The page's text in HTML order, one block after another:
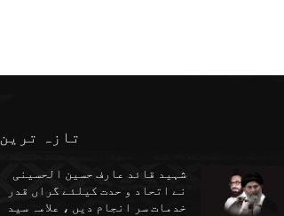
تازہ ترین
شہید قائد عارف حسین الحسینی
نے اتحاد و حدت کیلئے گراں قدر
خدمات سر انجام دیں ، علامہ سید